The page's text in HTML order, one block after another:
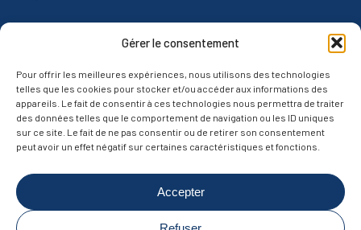
Gérer le consentement
Pour offrir les meilleures expériences, nous utilisons des technologies
telles que les cookies pour stocker et/ou accéder aux informations des
appareils. Le fait de consentir à ces technologies nous permettra de traiter
des données telles que le comportement de navigation ou les ID uniques
sur ce site. Le fait de ne pas consentir ou de retirer son consentement
peut avoir un effet négatif sur certaines caractéristiques et fonctions.
Accepter
contact@bearn-nouvelles-energies.fr
Politique de confidentialité
Mentions légales